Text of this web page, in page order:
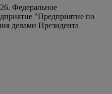
Федеральное
"Предприятие по
делами Президента